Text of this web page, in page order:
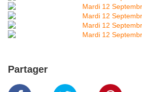
Partager